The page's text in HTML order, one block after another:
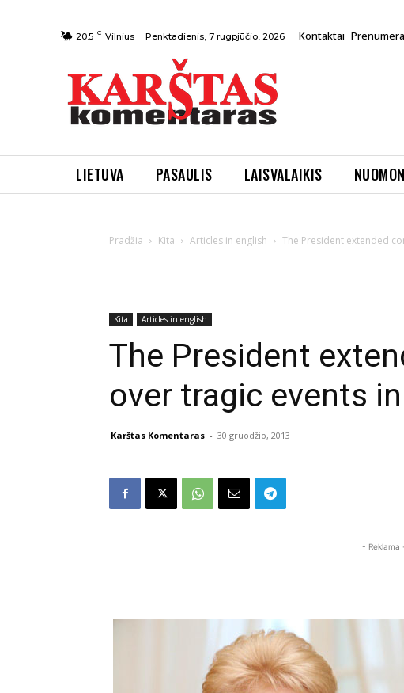
20.5 C Vilnius Penktadienis, 7 rugpjūčio, 2026 Kontaktai
LIETUVA PASAULIS LAISVALAIKIS
Pradžia Kita Articles in english The President extended
Kita Articles in english
The President
over tragic events
Karštas Komentaras - 30 gruodžio, 2013
- Reklama